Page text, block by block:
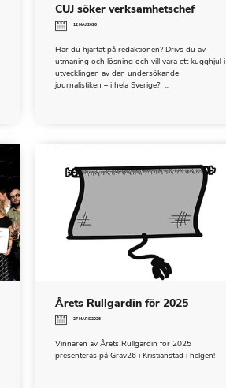
CUJ söker verksamhetschef
12 MAJ 2026
Har du hjärtat på redaktionen? Drivs du av
utmaning och lösning och vill vara ett kugghjul i
utvecklingen av den undersökande
journalistiken – i hela Sverige? ...
Årets Rullgardin för 2025
27 MARS 2026
Vinnaren av Årets Rullgardin för 2025
presenteras på Gräv26 i Kristianstad i helgen!